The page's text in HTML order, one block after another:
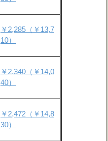
￥2,285（￥13,7
10）
￥2,340（￥14,0
40）
￥2,472（￥14,8
30）